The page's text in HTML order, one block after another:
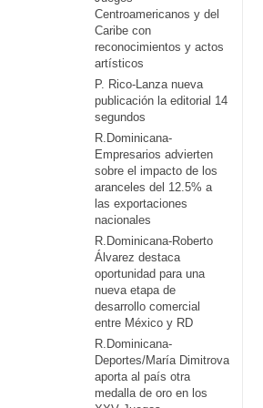
Centroamericanos y del
Caribe con
reconocimientos y actos
artísticos
P. Rico-Lanza nueva
publicación la editorial 14
segundos
R.Dominicana-
Empresarios advierten
sobre el impacto de los
aranceles del 12.5% a
las exportaciones
nacionales
R.Dominicana-Roberto
Álvarez destaca
oportunidad para una
nueva etapa de
desarrollo comercial
entre México y RD
R.Dominicana-
Deportes/María Dimitrova
aporta al país otra
medalla de oro en los